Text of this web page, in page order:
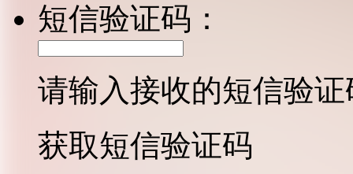
短信验证码：
请输入接收的短信验证
获取短信验证码